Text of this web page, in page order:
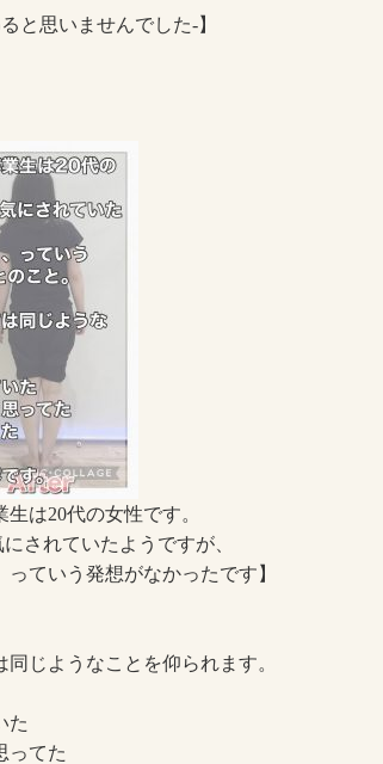
と思いませんでした-】
は20代の女性です。
されていたようですが、
っていう発想がなかったです】
じようなことを仰られます。
た
ってた